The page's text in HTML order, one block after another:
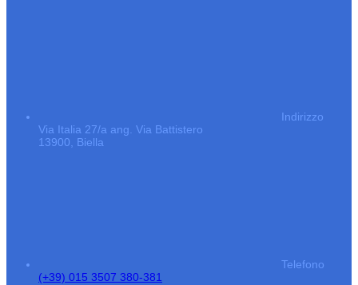
Indirizzo
Via Italia 27/a ang. Via Battistero
13900, Biella
Telefono
(+39) 015 3507 380-381